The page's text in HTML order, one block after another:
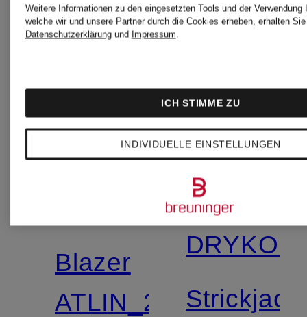
DRYKORN
Blazer
ATLIN_2
Neu
Weitere Informationen zu den eingesetzten Tools und der Verwendung
welche wir und unsere Partner durch die Cookies erheben, erhalten
Datenschutzerklärungund Impressum.
INDIVIDUELLE EINSTELLUNGEN
ICH STIMME ZU